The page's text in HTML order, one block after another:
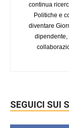
continua
Politiche e
diventare
dipendente,
SEGUICI SUI